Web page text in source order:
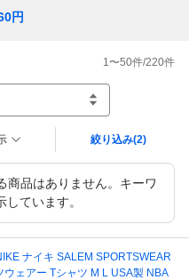
円
1 〜50件/220件
絞り込み(2)
商品はありません。キーワ
ています。
ナイキ SALEM SPORTSWEAR
ウェアー Tシャツ M L USA製 NBA